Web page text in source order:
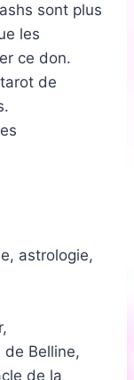
sont plus
les
ce don.
de
astrologie,
de Belline,
de la